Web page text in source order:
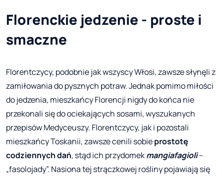
Florenckie jedzenie - proste i
smaczne
Florentczycy, podobnie jak wszyscy Włosi, zawsze słynęli z
zamiłowania do pysznych potraw. Jednak pomimo miłości
do jedzenia, mieszkańcy Florencji nigdy do końca nie
przekonali się do ociekających sosami, wyszukanych
przepisów Medyceuszy. Florentczycy, jak i pozostali
mieszkańcy Toskanii, zawsze cenili sobieprostotę
codziennych dań, stąd ich przydomekmangiafagioli–
„fasolojady”. Nasiona tej strączkowej rośliny pojawiają się